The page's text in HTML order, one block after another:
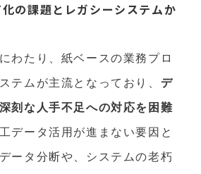
の課題とレガシーシステムか
わたり、紙ベースの業務プロ
テムが主流となっており、 デ
刻な人手不足への対応を困難
データ活用が進まない要因と
ータ分断や、システムの老朽